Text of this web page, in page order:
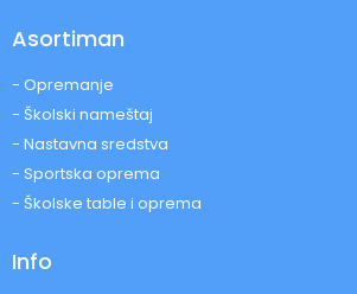
Asortiman
- Opremanje
- Školski nameštaj
- Nastavna sredstva
- Sportska oprema
- Školske table i oprema
Info